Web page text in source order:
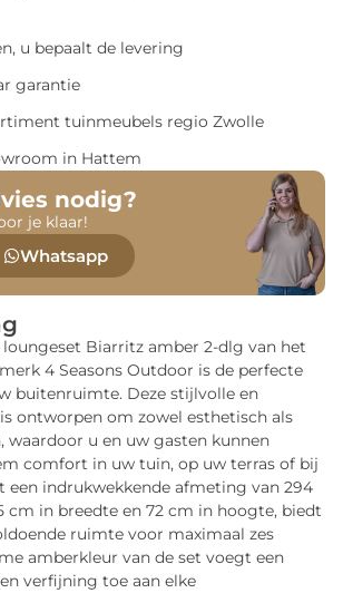
u bepaalt de levering
garantie
tuinmeubels regio Zwolle
in Hattem
nodig?
je klaar!
Whatsapp
loungeset Biarritz amber 2-dlg van het
4 Seasons Outdoor is de perfecte
buitenruimte. Deze stijlvolle en
ontworpen om zowel esthetisch als
waardoor u en uw gasten kunnen
comfort in uw tuin, op uw terras of bij
een indrukwekkende afmeting van 294
cm in breedte en 72 cm in hoogte, biedt
ruimte voor maximaal zes
amberkleur van de set voegt een
verfijning toe aan elke